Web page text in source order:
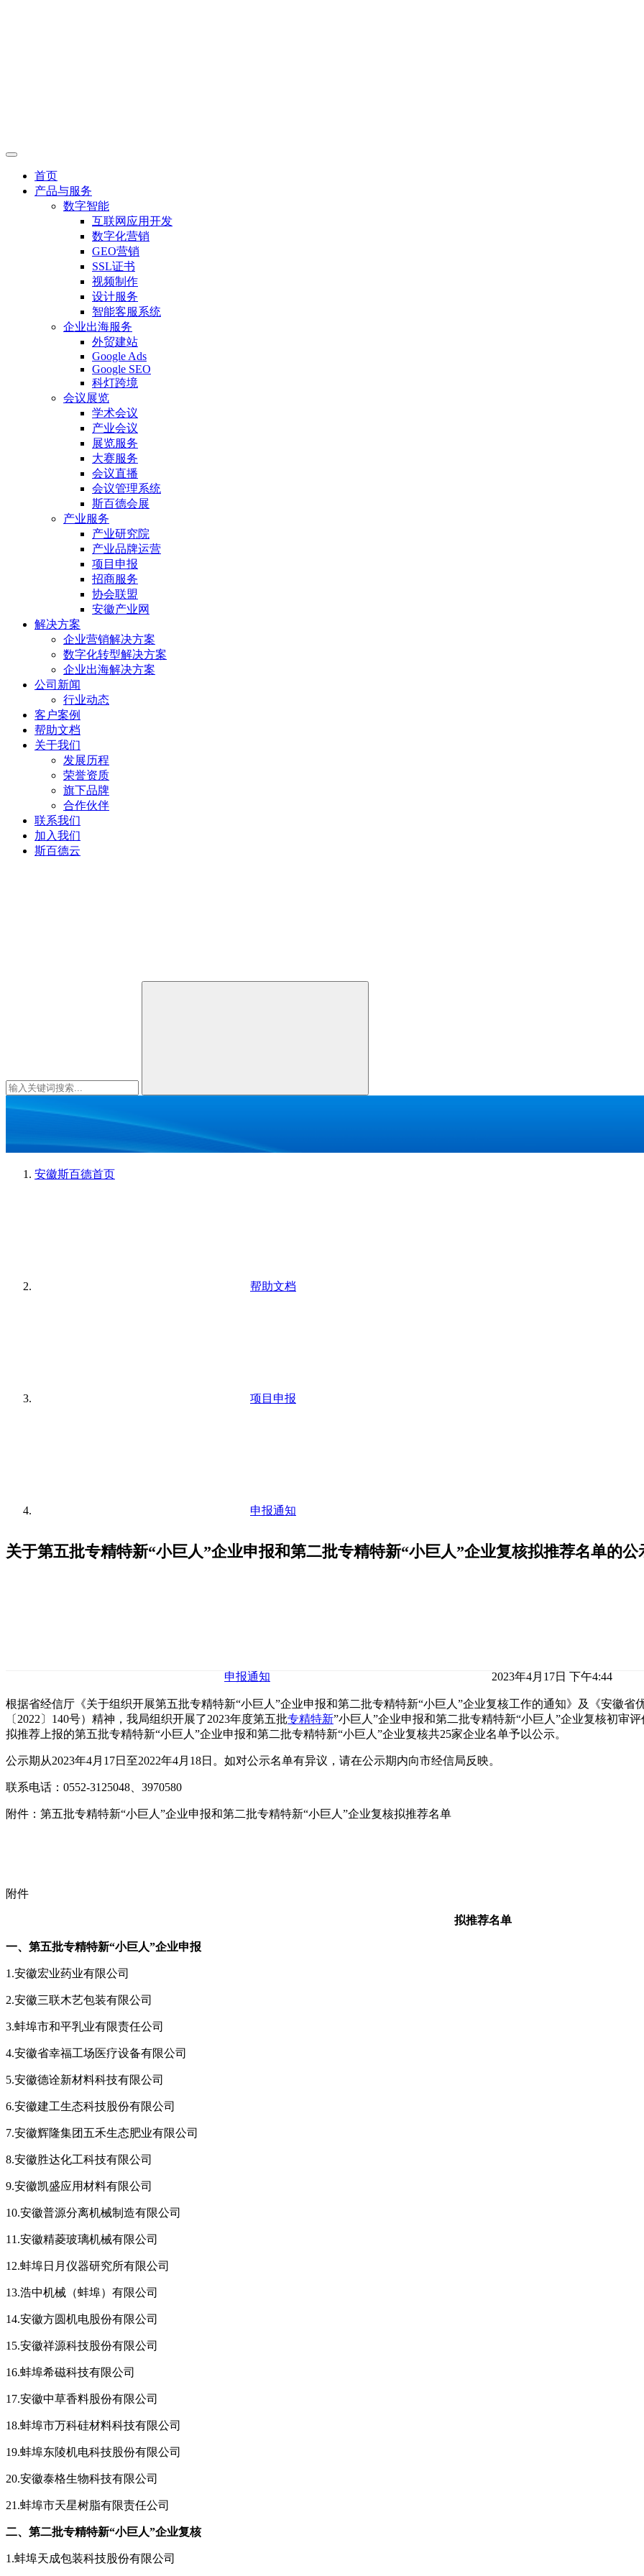
首页
产品与服务
数字智能
互联网应用开发
数字化营销
GEO营销
SSL证书
视频制作
设计服务
智能客服系统
企业出海服务
外贸建站
Google Ads
Google SEO
科灯跨境
会议展览
学术会议
产业会议
展览服务
大赛服务
会议直播
会议管理系统
斯百德会展
产业服务
产业研究院
产业品牌运营
项目申报
招商服务
协会联盟
安徽产业网
解决方案
企业营销解决方案
数字化转型解决方案
企业出海解决方案
公司新闻
行业动态
客户案例
帮助文档
关于我们
发展历程
荣誉资质
旗下品牌
合作伙伴
联系我们
加入我们
斯百德云
安徽斯百德首页
帮助文档
项目申报
申报通知
关于第五批专精特新“小巨人”企业申报和第二批专精特新“小巨人”企业复核拟推荐名单的公
申报通知 2023年4月17日 下午4:44
根据省经信厅《关于组织开展第五批专精特新“小巨人”企业申报和第二批专精特新“小巨人”企业复核工作的通知》及《安徽
〔2022〕140号）精神，我局组织开展了2023年度第五批专精特新”小巨人”企业申报和第二批专精特新“小巨人”企业复核初审
拟推荐上报的第五批专精特新“小巨人”企业申报和第二批专精特新“小巨人”企业复核共25家企业名单予以公示。
公示期从2023年4月17日至2022年4月18日。如对公示名单有异议，请在公示期内向市经信局反映。
联系电话：0552-3125048、3970580
附件：第五批专精特新“小巨人”企业申报和第二批专精特新“小巨人”企业复核拟推荐名单
附件
拟推荐名单
一、第五批专精特新“小巨人”企业申报
1.安徽宏业药业有限公司
2.安徽三联木艺包装有限公司
3.蚌埠市和平乳业有限责任公司
4.安徽省幸福工场医疗设备有限公司
5.安徽德诠新材料科技有限公司
6.安徽建工生态科技股份有限公司
7.安徽辉隆集团五禾生态肥业有限公司
8.安徽胜达化工科技有限公司
9.安徽凯盛应用材料有限公司
10.安徽普源分离机械制造有限公司
11.安徽精菱玻璃机械有限公司
12.蚌埠日月仪器研究所有限公司
13.浩中机械（蚌埠）有限公司
14.安徽方圆机电股份有限公司
15.安徽祥源科技股份有限公司
16.蚌埠希磁科技有限公司
17.安徽中草香料股份有限公司
18.蚌埠市万科硅材料科技有限公司
19.蚌埠东陵机电科技股份有限公司
20.安徽泰格生物科技有限公司
21.蚌埠市天星树脂有限责任公司
二、第二批专精特新“小巨人”企业复核
1.蚌埠天成包装科技股份有限公司